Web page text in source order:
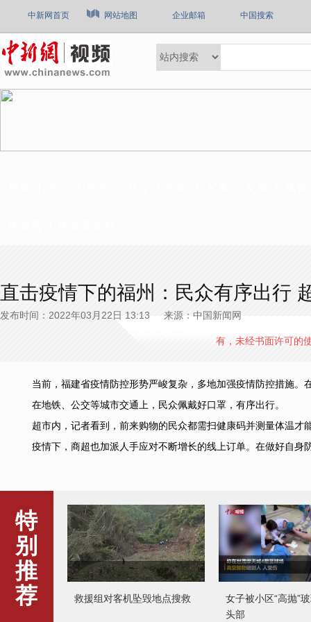
中新网首页 网站地图 企业邮箱 中国搜索
直击疫情下的福州：民众有序出行
发布时间：2022年03月22日 13:13 来源：中国新闻网
有，未经书面许可的
当前，福建省疫情防控形势严峻复杂，多地加强疫情防控措施。
在地铁、公交等城市交通上，民众佩戴好口罩，有序出行。
超市内，记者看到，前来购物的民众都需扫健康码并测量体温才
疫情下，商超也加派人手应对不断增长的线上订单。在做好自身
特
别
推
荐
救援组对客机坠毁地点搜救
女子被小区“高抛”
头部